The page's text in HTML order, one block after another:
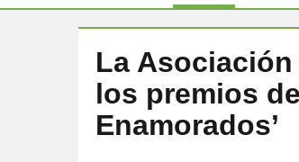
La
los premios
Enamorados’